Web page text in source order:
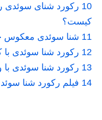
10 رکورد شنای سوئدی
کیست؟
11 شنا سوئدی
12 رکورد شنا سوئدی
13 رکورد شنا سوئدی با وزنه 20 کیلویی
14 فیلم رکورد شنا